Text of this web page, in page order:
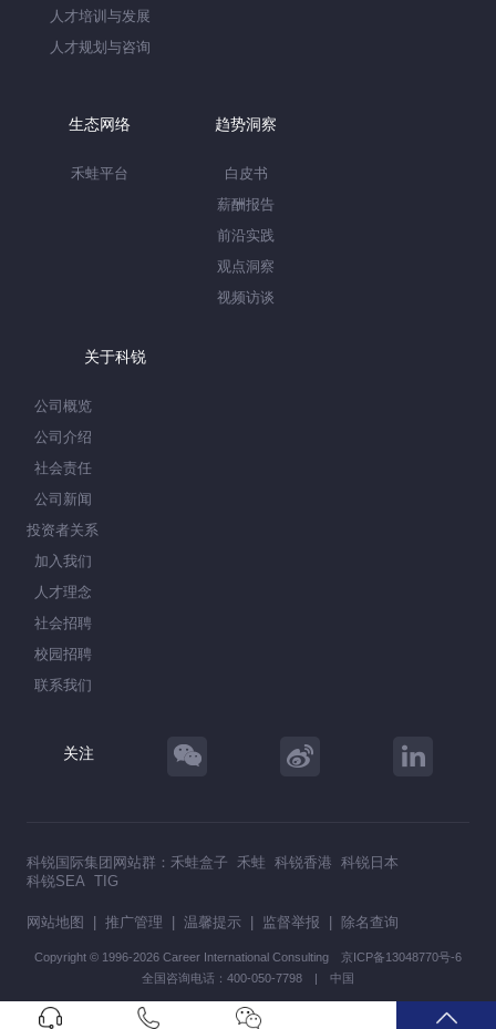
人才培训与发展
人才规划与咨询
生态网络
禾蛙平台
趋势洞察
白皮书
薪酬报告
前沿实践
观点洞察
视频访谈
关于科锐
公司概览
公司介绍
社会责任
公司新闻
投资者关系
加入我们
人才理念
社会招聘
校园招聘
联系我们
关注
科锐国际集团网站群： 禾蛙盒子 禾蛙 科锐香港 科锐日本
科锐SEA TIG
网站地图 推广管理 温馨提示 监督举报 除名查询
Copyright © 1996-2026 Career International Consulting 京ICP备13048770号-6
全国咨询电话：400-050-7798 | 中国